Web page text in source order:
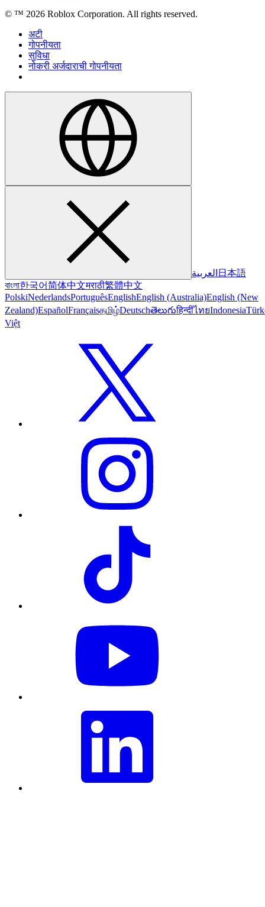
© ™ 2026 Roblox Corporation. All rights reserved.
अटी
गोपनीयता
सुविधा
नोकरी अर्जदाराची गोपनीयता
العربية 日本語
বাংলা한국어简体中文मराठी繁體中文
PolskiNederlandsPortuguêsEnglishEnglish (Australia)English (New
Zealand)EspañolFrançaisதமிழ்Deutschతెలుగుहिन्दीไทยIndonesia
Việt